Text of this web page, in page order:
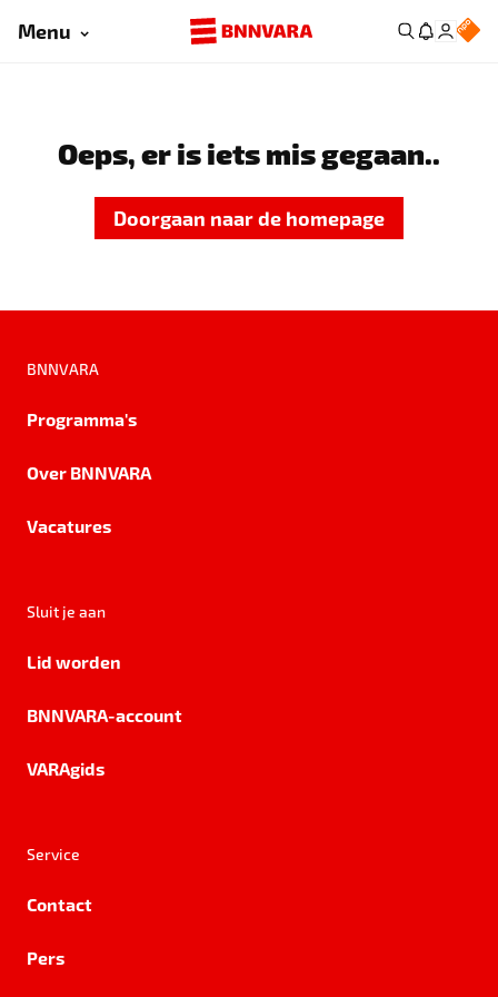
Menu
Oeps, er is iets mis gegaan..
Doorgaan naar de homepage
BNNVARA
Programma's
Over BNNVARA
Vacatures
Sluit je aan
Lid worden
BNNVARA-account
VARAgids
Service
Contact
Pers